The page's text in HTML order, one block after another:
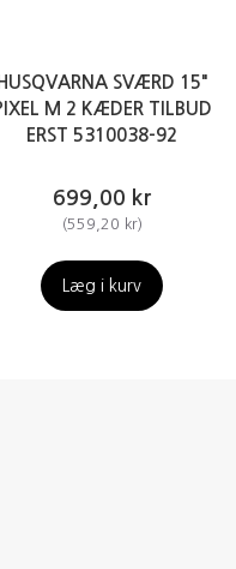
HUSQVARNA SVÆRD 15"
M 2 KÆDER TILBUD
ERST 5310038-92
699,00 kr
(559,20 kr)
Læg i kurv